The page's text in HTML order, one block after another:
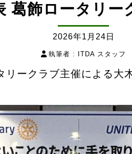
葛飾ロータリー
2026年1月24日
執筆者 : ITDA スタッフ
ークラブ主催による大